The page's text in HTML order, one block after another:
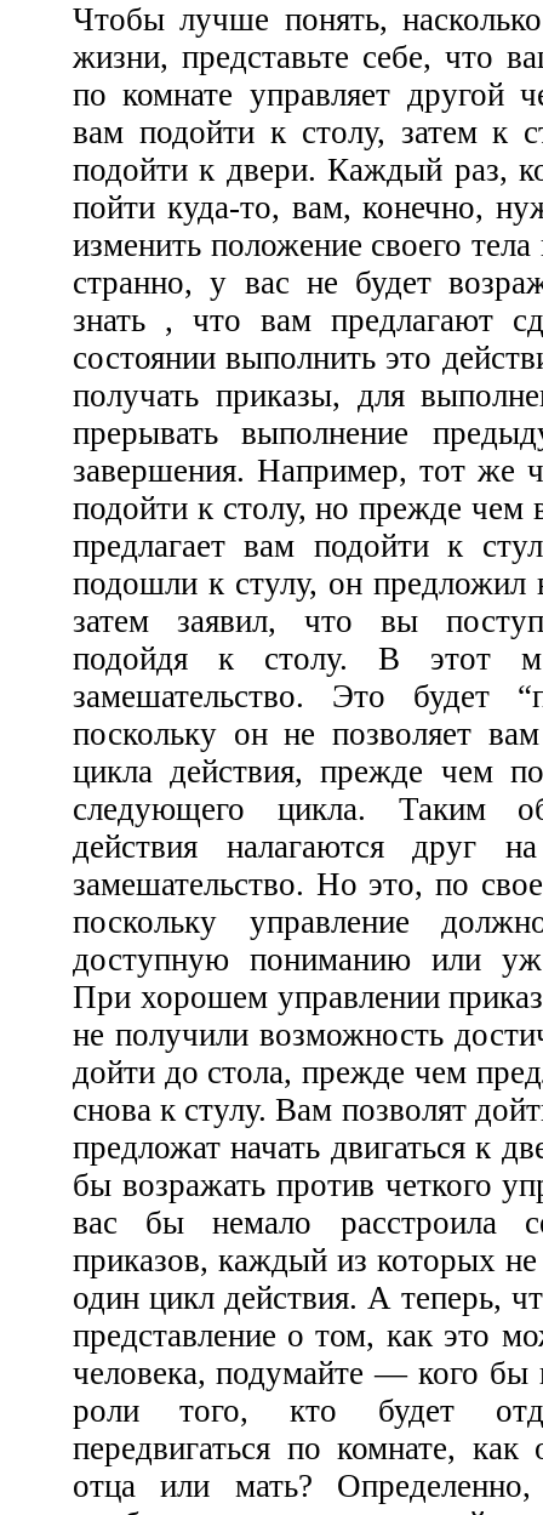
Чтобы лучше понять, насколько далеко это заходит в
жизни, представьте себе, что вашими передвижениями
по комнате управляет другой человек. Он предлагает
вам подойти к столу, затем к стулу,
подойти к двери. Каждый раз, когда он
пойти куда-то, вам, конечно, нужно тронуться с
изменить положение своего тела и остановиться. Как ни
странно, у вас не будет возражений, если вы будете
знать , что вам предлагают сделать, и вы будете в
состоянии выполнить это действие, и если вы не будете
получать приказы, для выполнения
прерывать выполнение предыдущей
завершения. Например, тот же человек предложил вам
подойти к столу, но прежде чем вы подошли к столу, он
предлагает вам подойти к стулу, но прежде чем вы
подошли к стулу, он предложил вам подойти к двери, а
затем заявил, что вы поступили неправильно, не
подойдя к столу. В этот момент вы испытаете
замешательство. Это будет “плохим управлением”,
поскольку он не позволяет вам завершить ни одного
цикла действия, прежде чем потребовать выполнения
следующего цикла. Таким
действия налагаются друг
замешательство. Но это, по своей сути,
поскольку управление должно содержать в
доступную пониманию или уже знакомую
При хорошем управлении приказ не изменится, пока
не получили возможность достичь стола. Вам позволят
дойти до стола, прежде чем предложат начать двигаться
снова к стулу. Вам позволят дойти до стула, прежде чем
предложат начать двигаться к
бы возражать против четкого
вас бы немало расстроила серия
приказов, каждый из которых не позволял закончить
один цикл действия. А теперь, чтобы получить какое-то
представление о том, как это может повлиять на жизнь
человека, подумайте — кого бы вы предпочли видеть в
роли того, кто будет отдавать вам приказы
передвигаться по комнате, как
отца или мать? Определенно, у